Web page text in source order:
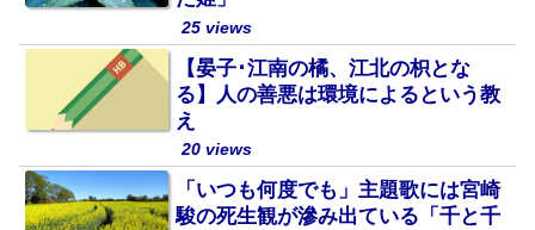
25 views
【晏子･江南の橘、江北の枳とな
る】人の善悪は環境によるという教
え
20 views
「いつも何度でも」主題歌には宮崎
駿の死生観が滲み出ている「千と千